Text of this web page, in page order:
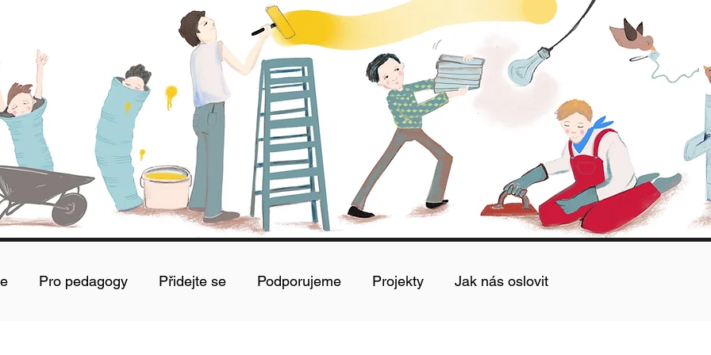
Pro pedagogy Přidejte se Podporujeme Projekty Jak nás oslovit